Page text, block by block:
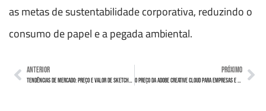
as metas de sustentabilidade corporativa, reduzindo o
consumo de papel e a pegada ambiental.
ANTERIOR
Tendências de Mercado: Preço e Valor de SketchUp para Empresas
PRÓXIMO
O Preço da Adobe Creative Cloud para Empresas e Seus Benefícios